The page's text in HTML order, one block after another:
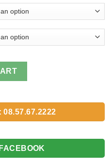
hai bên quantity
08.57.67.2222